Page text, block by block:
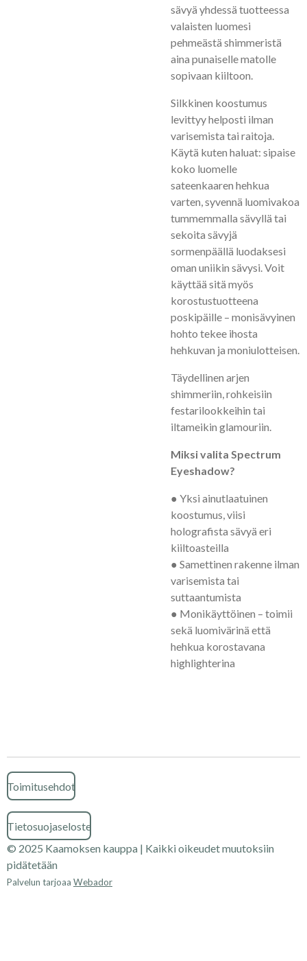
sävyä yhdessä tuotteessa
valaisten luomesi
pehmeästä shimmeristä
aina punaiselle matolle
sopivaan kiiltoon.
Silkkinen koostumus
levittyy helposti ilman
varisemista tai raitoja.
Käytä kuten haluat: sipaise
koko luomelle
sateenkaaren hehkua
varten, syvennä luomivakoa
tummemmalla sävyllä tai
sekoita sävyjä
sormenpäällä luodaksesi
oman uniikin sävysi. Voit
käyttää sitä myös
korostustuotteena
poskipäille – monisävyinen
hohto tekee ihosta
hehkuvan ja moniulotteisen.
Täydellinen arjen
shimmeriin, rohkeisiin
festarilookkeihin tai
iltameikin glamouriin.
Miksi valita Spectrum
Eyeshadow?
● Yksi ainutlaatuinen
koostumus, viisi
holografista sävyä eri
kiiltoasteilla
● Samettinen rakenne ilman
varisemista tai
suttaantumista
● Monikäyttöinen – toimii
sekä luomivärinä että
hehkua korostavana
highlighterina
Toimitusehdot
Tietosuojaseloste
© 2025 Kaamoksen kauppa | Kaikki oikeudet muutoksiin
pidätetään
Palvelun tarjoaa Webador